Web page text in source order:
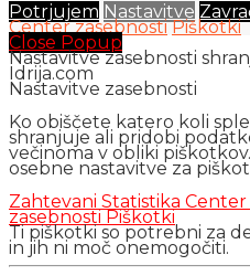
Potrjujem Nastavitve
Center zasebnosti Piškotki
Close Popup
Nastavitve zasebnosti
Idrija.com
Nastavitve zasebnosti
Ko obiščete katero koli
shranjuje ali pridobi
večinoma v obliki
osebne nastavitve za
Zahtevani Statistika Center
zasebnostiPiškotki
Ti piškotki so potrebni za
in jih ni moč onemogočiti.